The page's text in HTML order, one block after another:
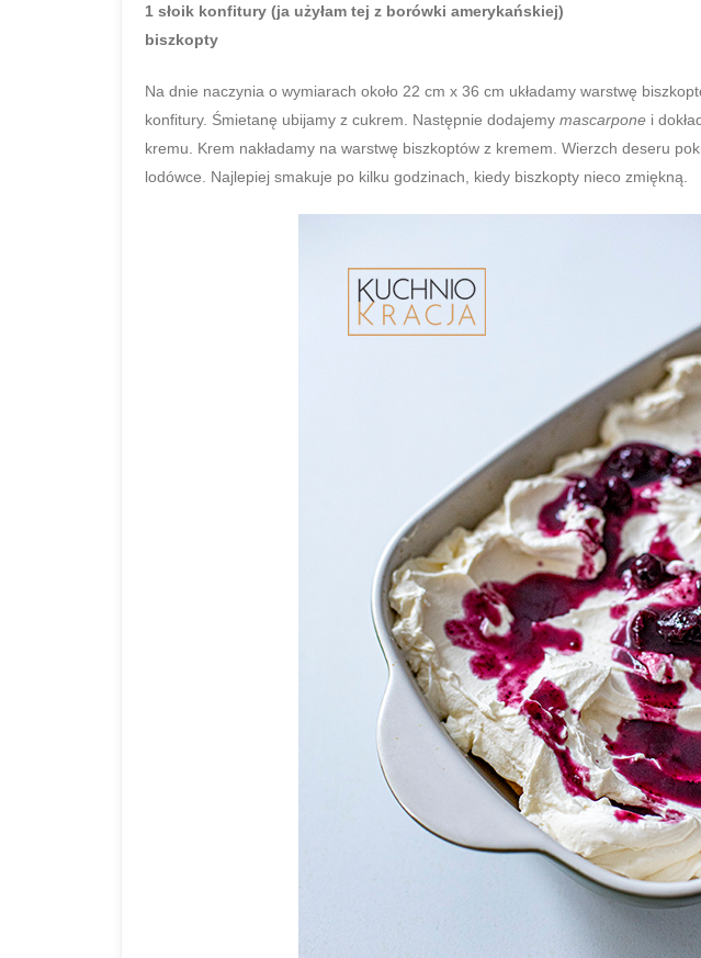
1 słoik konfitury (ja użyłam tej z borówki amerykańskiej)
biszkopty
Na dnie naczynia o wymiarach około 22 cm x 36 cm układamy warstwę
konfitury. Śmietanę ubijamy z cukrem. Następnie dodajemy mascarpone i
kremu. Krem nakładamy na warstwę biszkoptów z kremem. Wierzch deseru
lodówce. Najlepiej smakuje po kilku godzinach, kiedy biszkopty nieco zmiękną.